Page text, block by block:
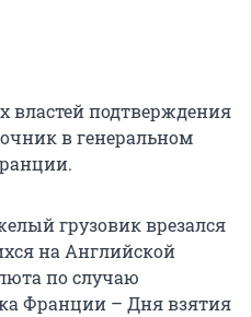
властей подтверждения
в генеральном
грузовик врезался
на Английской
по случаю
Франции – Дня взятия